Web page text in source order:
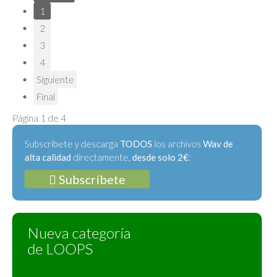
1
2
3
4
Siguiente
Final
Página 1 de 4
Subscríbete y descarga TODOS los archivos Wav de
alta calidad directamente, desde solo 2€:
Subscríbete
Nueva categoría
de LOOPS